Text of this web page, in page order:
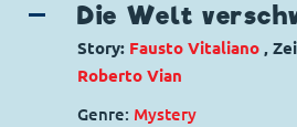
Die Welt
Story: Fausto Vitaliano ,
Roberto Vian
Genre: Mystery